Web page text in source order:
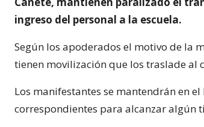
ingreso del personal a la escuela.
Según los apoderados el motivo de la
tienen movilización que los traslade al
Los manifestantes se mantendrán en
correspondientes para alcanzar algún